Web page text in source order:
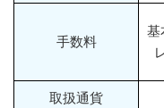
手数料
基
取扱通貨